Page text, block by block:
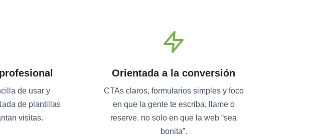
de usar y
de plantillas
visitas.
Orientada a la conversión
CTAs claros, formularios simples y foco
en que la gente te escriba, llame o
reserve, no solo en que la web “sea
bonita”.